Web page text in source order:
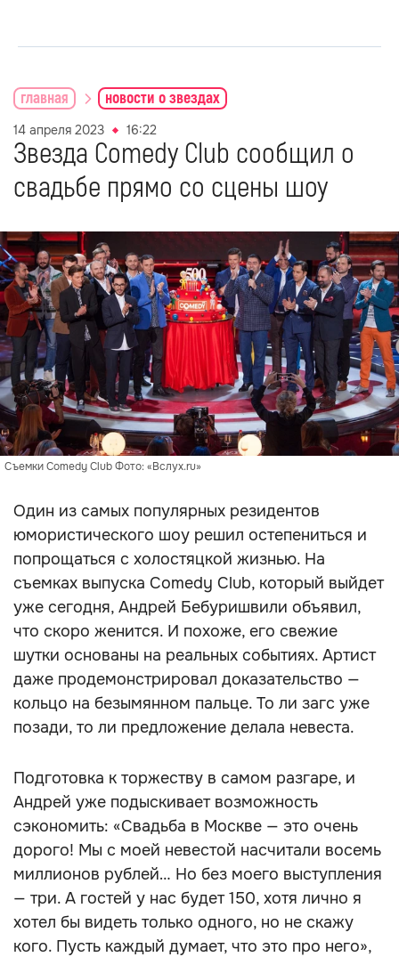
главная новости о звездах
14 апреля 2023 16:22
Звезда Comedy Club сообщил о
свадьбе прямо со сцены шоу
Съемки Comedy Club Фото: «Вслух.ru»
Один из самых популярных резидентов
юмористического шоу решил остепениться и
попрощаться с холостяцкой жизнью. На
съемках выпуска Comedy Club, который выйдет
уже сегодня, Андрей Бебуришвили объявил,
что скоро женится. И похоже, его свежие
шутки основаны на реальных событиях. Артист
даже продемонстрировал доказательство —
кольцо на безымянном пальце. То ли загс уже
позади, то ли предложение делала невеста.
Подготовка к торжеству в самом разгаре, и
Андрей уже подыскивает возможность
сэкономить: «Свадьба в Москве — это очень
дорого! Мы с моей невестой насчитали восемь
миллионов рублей… Но без моего выступления
— три. А гостей у нас будет 150, хотя лично я
хотел бы видеть только одного, но не скажу
кого. Пусть каждый думает, что это про него»,